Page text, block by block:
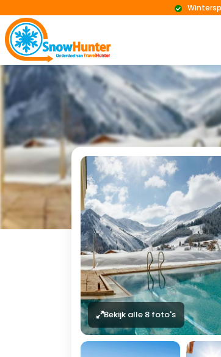
Bekijk alle 8 foto's